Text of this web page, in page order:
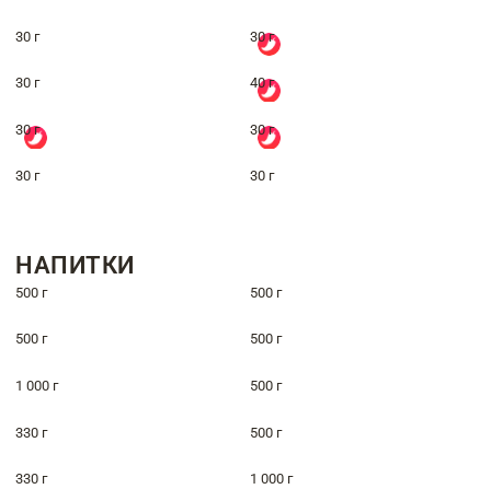
30 г 30 г
30 г 40 г
30 г 30 г
30 г 30 г
НАПИТКИ
500 г 500 г
500 г 500 г
1 000 г 500 г
330 г 500 г
330 г 1 000 г